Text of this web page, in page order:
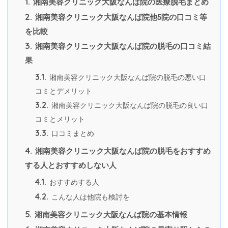
2. 湘南美容クリニック大阪なんば院他5院の口コミ等
を比較
3. 湘南美容クリニック大阪なんば院の脱毛の口コミ結
果
3.1. 湘南美容クリニック大阪なんば院の脱毛の悪い口
コミとデメリット
3.2. 湘南美容クリニック大阪なんば院の脱毛の良い口
コミとメリット
3.3. 口コミまとめ
4. 湘南美容クリニック大阪なんば院の脱毛をおすすめ
する人とおすすめしない人
4.1. おすすめする人
4.2. こんな人は他院も検討を
5. 湘南美容クリニック大阪なんば院の基本情報